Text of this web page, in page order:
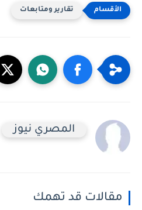
تقارير ومتابعات
المصري نيوز
مقالات قد تهمك